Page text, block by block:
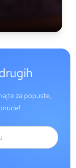
za popuste,